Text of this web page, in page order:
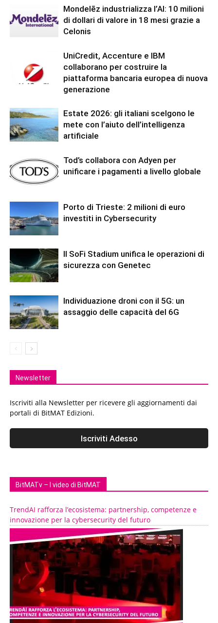
Mondelēz industrializza l’AI: 10 milioni
di dollari di valore in 18 mesi grazie a
Celonis
UniCredit, Accenture e IBM
collaborano per costruire la
piattaforma bancaria europea di nuova
generazione
Estate 2026: gli italiani scelgono le
mete con l’aiuto dell’intelligenza
artificiale
Tod’s collabora con Adyen per
unificare i pagamenti a livello globale
Porto di Trieste: 2 milioni di euro
investiti in Cybersecurity
Il SoFi Stadium unifica le operazioni di
sicurezza con Genetec
Individuazione droni con il 5G: un
assaggio delle capacità del 6G
Newsletter
Iscriviti alla Newsletter per ricevere gli aggiornamenti dai
portali di BitMAT Edizioni.
BitMATv – I video di BitMAT
TrendAI rafforza l’ecosistema: partnership, competenze e
innovazione per la cybersecurity del futuro